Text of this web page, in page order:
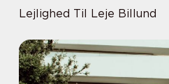
Lejlighed Til Leje Billund